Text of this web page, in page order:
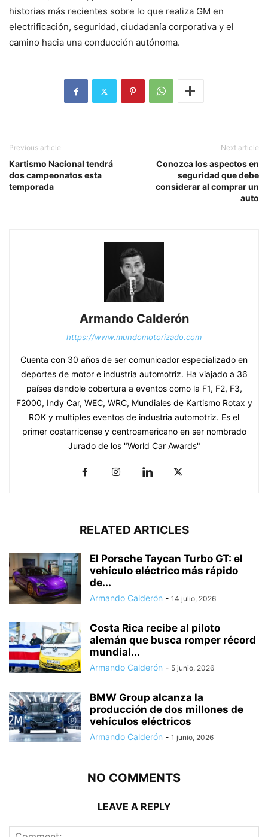
historias más recientes sobre lo que realiza GM en
electrificación, seguridad, ciudadanía corporativa y el
camino hacia una conducción autónoma.
Previous article
Kartismo Nacional tendrá
dos campeonatos esta
temporada
Next article
Conozca los aspectos en
seguridad que debe
considerar al comprar un
auto
Armando Calderón
https://www.mundomotorizado.com
Cuenta con 30 años de ser comunicador especializado en
deportes de motor e industria automotriz. Ha viajado a 36
países dandole cobertura a eventos como la F1, F2, F3,
F2000, Indy Car, WEC, WRC, Mundiales de Kartismo Rotax y
ROK y multiples eventos de industria automotriz. Es el
primer costarricense y centroamericano en ser nombrado
Jurado de los "World Car Awards"
RELATED ARTICLES
El Porsche Taycan Turbo GT: el
vehículo eléctrico más rápido
de...
Armando Calderón - 14 julio, 2026
Costa Rica recibe al piloto
alemán que busca romper récord
mundial...
Armando Calderón - 5 junio, 2026
BMW Group alcanza la
producción de dos millones de
vehículos eléctricos
Armando Calderón - 1 junio, 2026
NO COMMENTS
LEAVE A REPLY